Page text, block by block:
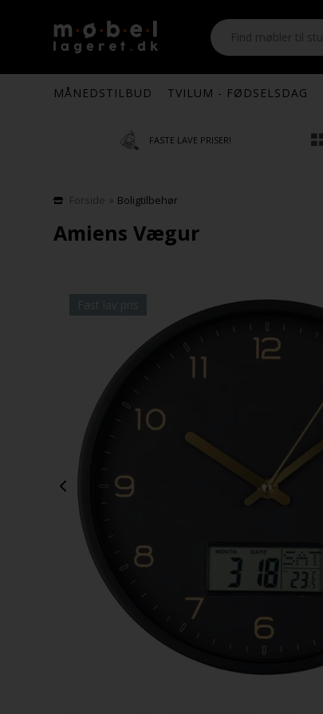
MÅNEDSTILBUD TVILUM - FØDSELSDAG
FASTE LAVE PRISER!
Forside » Boligtilbehør
Amiens Vægur